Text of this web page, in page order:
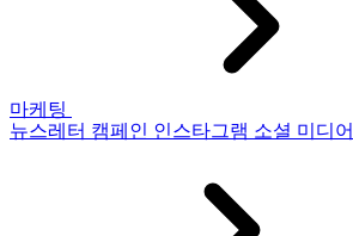
마케팅
뉴스레터 캠페인 인스타그램 소셜 미디어